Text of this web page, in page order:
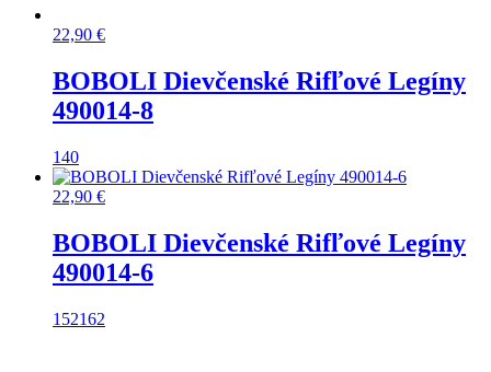
22,90 €
BOBOLI Dievčenské Rifľové Legíny
490014-8
140
22,90 €
BOBOLI Dievčenské Rifľové Legíny
490014-6
152162